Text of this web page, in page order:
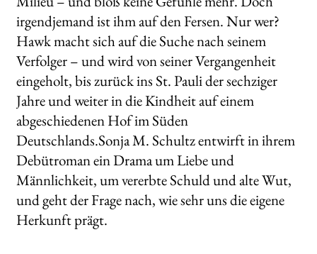
irgendjemand ist ihm auf den Fersen. Nur wer?
Hawk macht sich auf die Suche nach seinem
Verfolger – und wird von seiner Vergangenheit
eingeholt, bis zurück ins St. Pauli der sechziger
Jahre und weiter in die Kindheit auf einem
abgeschiedenen Hof im Süden
Deutschlands.Sonja M. Schultz entwirft in ihrem
Debütroman ein Drama um Liebe und
Männlichkeit, um vererbte Schuld und alte Wut,
und geht der Frage nach, wie sehr uns die eigene
Herkunft prägt.